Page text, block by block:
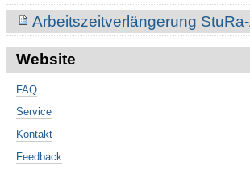
Arbeitszeitverlängerung
Website
FAQ
Service
Kontakt
Feedback